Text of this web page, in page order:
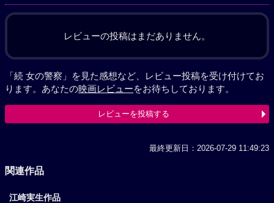
レビューの投稿はまだありません。
「続 女の警察」を見た感想など、レビュー投稿を受け付けてお
ります。あなたの映画レビューをお待ちしております。
レビューを投稿する
最終更新日：2026-07-29 11:49:23
関連作品
江崎実生作品